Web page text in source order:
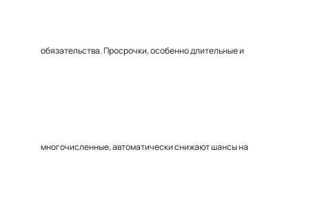
обязательства. Просрочки, особенно длительные и
многочисленные, автоматически снижают шансы на